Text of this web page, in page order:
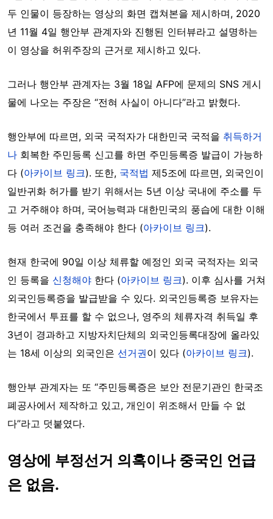
두 인물이 등장하는 영상의 화면 캡쳐본을 제시하며, 2020
년 11월 4일 행안부 관계자와 진행된 인터뷰라고 설명하는
이 영상을 허위주장의 근거로 제시하고 있다.
그러나 행안부 관계자는 3월 18일 AFP에 문제의 SNS 게시
물에 나오는 주장은 “전혀 사실이 아니다”라고 밝혔다.
행안부에 따르면, 외국 국적자가 대한민국 국적을 취득하거
나 회복한 주민등록 신고를 하면 주민등록증 발급이 가능하
다 (아카이브 링크). 또한, 국적법 제5조에 따르면, 외국인이
일반귀화 허가를 받기 위해서는 5년 이상 국내에 주소를 두
고 거주해야 하며, 국어능력과 대한민국의 풍습에 대한 이해
등 여러 조건을 충족해야 한다 (아카이브 링크).
현재 한국에 90일 이상 체류할 예정인 외국 국적자는 외국
인 등록을 신청해야 한다 (아카이브 링크). 이후 심사를 거쳐
외국인등록증을 발급받을 수 있다. 외국인등록증 보유자는
한국에서 투표를 할 수 없으나, 영주의 체류자격 취득일 후
3년이 경과하고 지방자치단체의 외국인등록대장에 올라있
는 18세 이상의 외국인은 선거권이 있다 (아카이브 링크).
행안부 관계자는 또 “주민등록증은 보안 전문기관인 한국조
폐공사에서 제작하고 있고, 개인이 위조해서 만들 수 없
다”라고 덧붙였다.
영상에 부정선거 의혹이나 중국인 언급
은 없음.